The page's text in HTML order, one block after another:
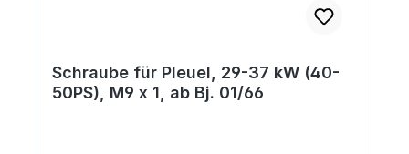
Schraube für Pleuel, 29-37 kW (40-
50PS), M9 x 1, ab Bj. 01/66